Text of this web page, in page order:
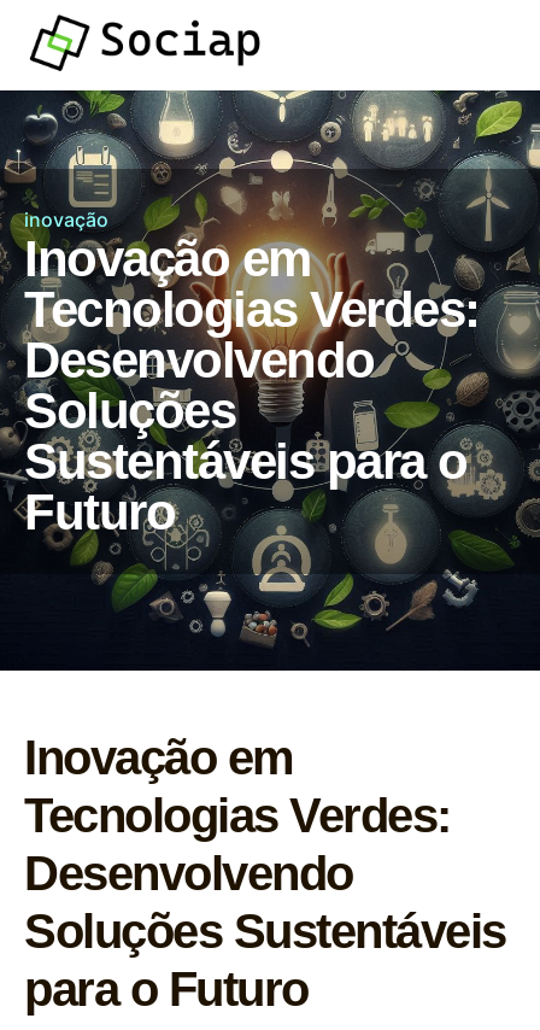
inovação
Inovação em
Tecnologias Verdes:
Desenvolvendo
Soluções
Sustentáveis para o
Futuro
Inovação em
Tecnologias Verdes:
Desenvolvendo
Soluções Sustentáveis
para o Futuro